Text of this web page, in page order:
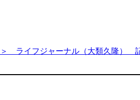
＞ ライフジャーナル（大類久隆）